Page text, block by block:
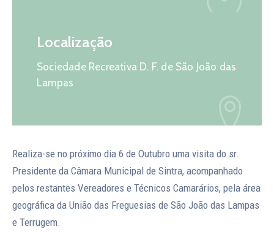
Localização
Sociedade Recreativa D. F. de São João das
Lampas
Realiza-se no próximo dia 6 de Outubro uma visita do sr.
Presidente da Câmara Municipal de Sintra, acompanhado
pelos restantes Vereadores e Técnicos Camarários, pela área
geográfica da União das Freguesias de São João das Lampas
e Terrugem.